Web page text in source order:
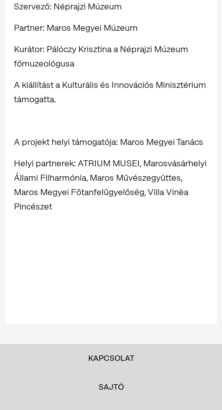
Szervező: Néprajzi Múzeum
Partner: Maros Megyei Múzeum
Kurátor: Pálóczy Krisztina a Néprajzi Múzeum
főmuzeológusa
A kiállítást a Kulturális és Innovációs Minisztérium
támogatta.
A projekt helyi támogatója: Maros Megyei Tanács
Helyi partnerek: ATRIUM MUSEI, Marosvásárhelyi
Állami Filharmónia, Maros Művészegyüttes,
Maros Megyei Főtanfelügyelőség, Villa Vinèa
Pincészet
KAPCSOLAT
SAJTÓ